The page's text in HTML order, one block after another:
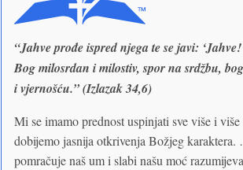
“Jahve prođe ispred njega te se javi:
Bog milosrdan i milostiv, spor na srdžbu,
i vjernošću.” (Izlazak 34,6)
Mi se imamo prednost uspinjati sve više i
dobijemo jasnija otkrivenja Božjeg
pomračuje naš um i slabi našu moć